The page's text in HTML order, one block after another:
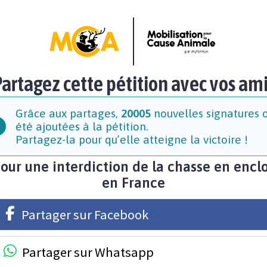
cette pétition avec vos
Grâce aux partages, 20005nouvelles signatures
été ajoutées à la pétition.
Partagez-la pour qu’elle atteigne la victoire !
une interdiction de la chasse en
en France
Partager sur Facebook
Partager sur Whatsapp